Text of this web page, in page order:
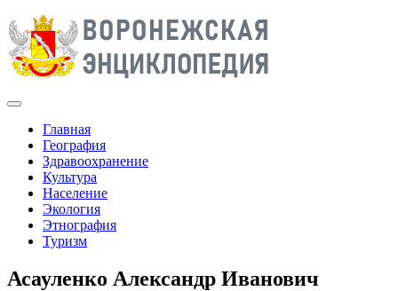
Главная
География
Здравоохранение
Культура
Население
Экология
Этнография
Туризм
Асауленко Александр Иванович